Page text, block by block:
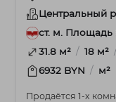
Центральный
ст. м. Площадь
31.8 м² / 18 м²
6932 BYN / м²
Продаётся 1-х